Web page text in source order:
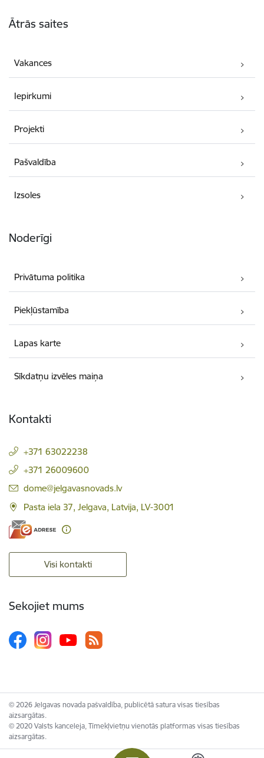
Ātrās saites
Vakances
Iepirkumi
Projekti
Pašvaldība
Izsoles
Noderīgi
Privātuma politika
Piekļūstamība
Lapas karte
Sīkdatņu izvēles maiņa
Kontakti
+371 63022238
+371 26009600
E-pasts:
dome@jelgavasnovads.lv
Pasta iela 37, Jelgava, Latvija, LV-3001
Visi kontakti
Sekojiet mums
© 2026 Jelgavas novada pašvaldība, publicētā satura visas tiesības
aizsargātas.
© 2020 Valsts kanceleja, Tīmekļvietņu vienotās platformas visas tiesības
aizsargātas.